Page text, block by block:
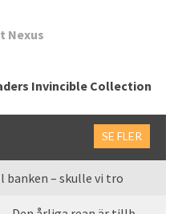
Nexus
Invincible Collection
SE FLER
banken – skulle vi tro